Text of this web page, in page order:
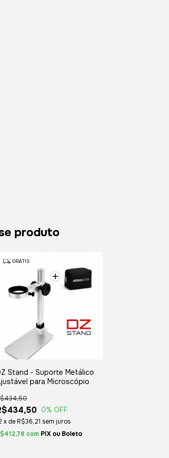
produto
GRÁTIS
Stand - Suporte Metálico
para Microscópio
0% OFF
x de R$36,21 sem juros
com Boleto